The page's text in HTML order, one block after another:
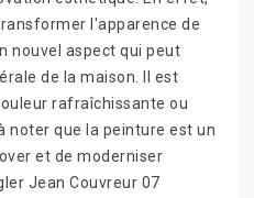
l'apparence de
nouvel aspect qui peut
de la maison. Il est
rafraîchissante ou
noter que la peinture est un
et de moderniser
Jean Couvreur 07